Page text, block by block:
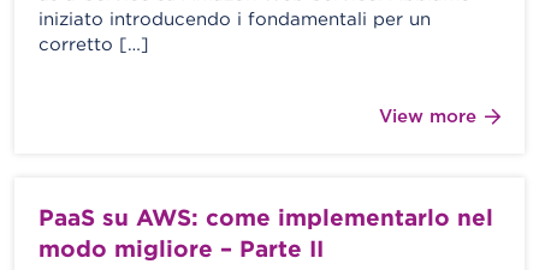
iniziato introducendo i fondamentali per un
corretto […]
View more
PaaS su AWS: come implementarlo nel
modo migliore – Parte II